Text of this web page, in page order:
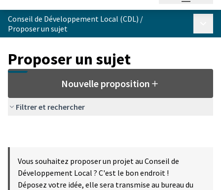
Conseil de Développement Local (CDL) /
Proposer un sujet
Proposer un sujet
Nouvelle proposition
Filtrer et rechercher
Vous souhaitez proposer un projet au Conseil de
Développement Local ? C'est le bon endroit !
Déposez votre idée, elle sera transmise au bureau du